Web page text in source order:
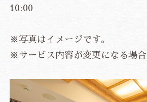
10:00
※写真はイメージです。
※サービス内容が変更になる場合